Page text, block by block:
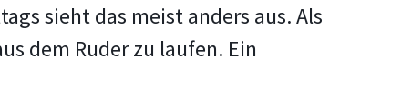
sieht das meist anders aus. Als
dem Ruder zu laufen. Ein